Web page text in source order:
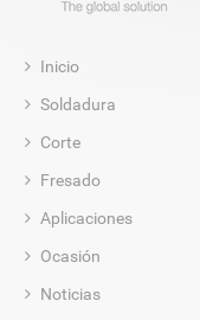
Inicio
Soldadura
Corte
Fresado
Aplicaciones
Ocasión
Noticias